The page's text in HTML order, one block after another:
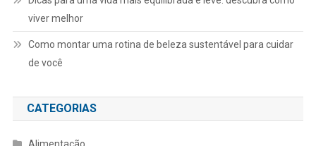
viver melhor
Como montar uma rotina de beleza sustentável para cuidar
de você
CATEGORIAS